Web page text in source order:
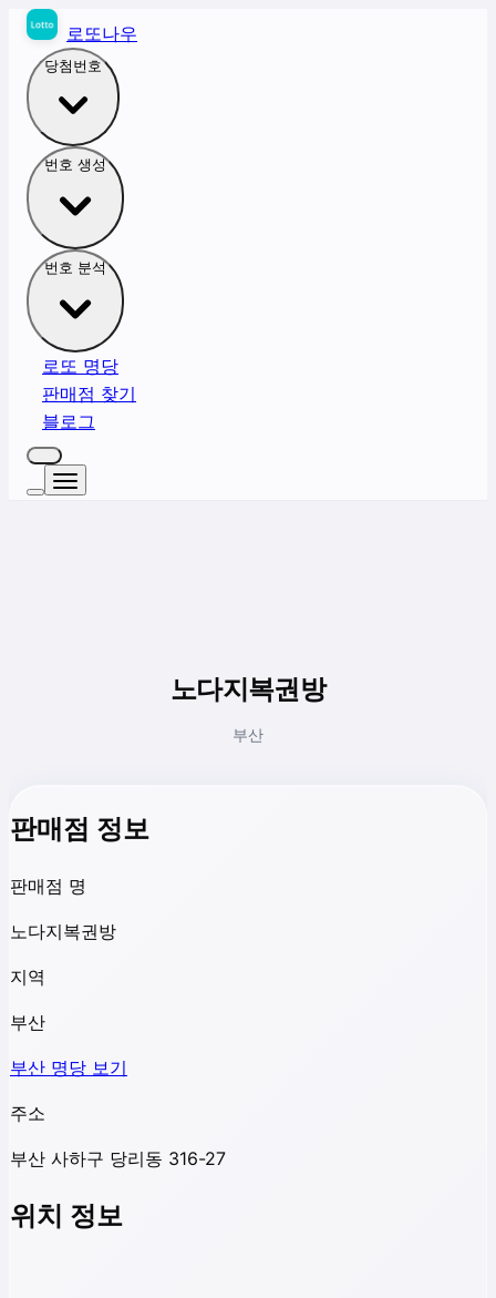
로또나우
당첨번호
번호 생성
번호 분석
로또 명당
판매점 찾기
블로그
노다지복권방
부산
판매점 정보
판매점 명
노다지복권방
지역
부산
부산 명당 보기
주소
부산 사하구 당리동 316-27
위치 정보